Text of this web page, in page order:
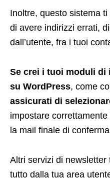
Inoltre, questo sistema
di avere indirizzi errati,
dall’utente, fra i tuoi
Se crei i tuoi moduli di
su WordPress, come
assicurati di
impostare
la mail finale di
Altri servizi di
tutto dalla tua area